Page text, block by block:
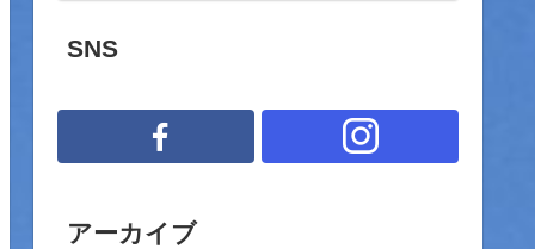
SNS
アーカイブ